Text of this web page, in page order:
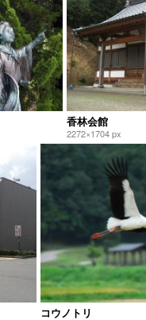
香林会館
2272×1704 px
コウノトリ